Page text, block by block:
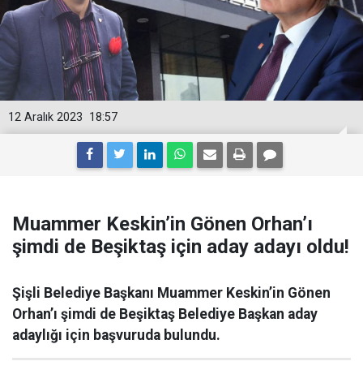
18:57
12 Aralık 2023
Muammer Keskin’in Gönen Orhan’ı
şimdi de Beşiktaş için aday adayı oldu!
Şişli Belediye Başkanı Muammer Keskin’in Gönen
Orhan’ı şimdi de Beşiktaş Belediye Başkan aday
adaylığı için başvuruda bulundu.